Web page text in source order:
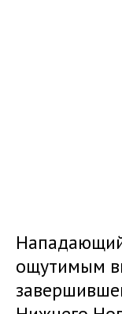
ощутимым